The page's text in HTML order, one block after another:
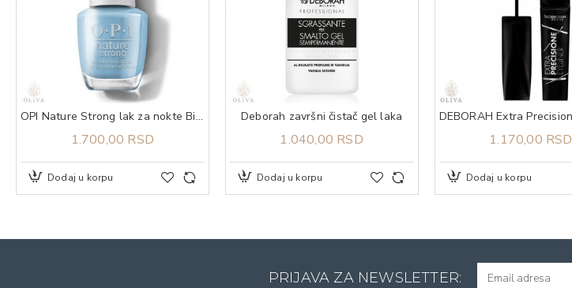
OPI Nature Strong lak za nokte Big Bluetiful Planet
1.700,00 RSD
Dodaj u korpu
Deborah završni čistač gel laka
1.040,00 RSD
Dodaj u korpu
1.170,00 RSD
Dodaj u korpu
PRIJAVA ZA NEWSLETTER: